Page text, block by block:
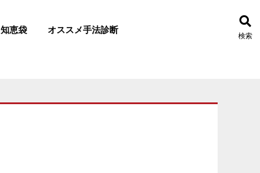
知恵袋 オススメ手法診断
検索